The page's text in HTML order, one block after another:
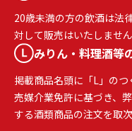
20歳未満の方の飲酒は法
対して販売はいたしません
みりん・料理酒等
掲載商品名頭に「L」の
売媒介業免許に基づき、
する酒類商品の注文を取次